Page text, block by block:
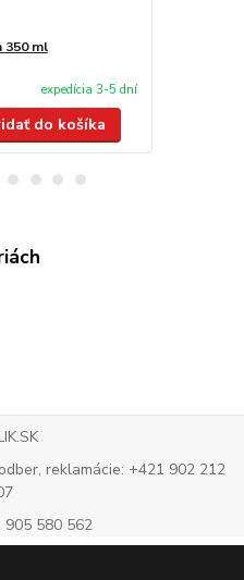
350 ml
expedícia 3-5 dní
do košíka
reklamácie: +421 902 212
905 580 562